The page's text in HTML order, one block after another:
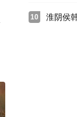
，中国老公就出差办
冷眼，皇太子荀
海滨城市——望海市
10 淮阴侯